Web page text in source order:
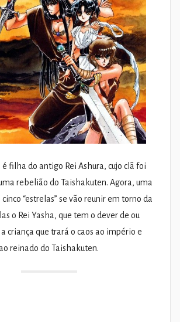
é filha do antigo Rei Ashura, cujo clã foi
rebelião do Taishakuten. Agora, uma
“estrelas” se vão reunir em torno da
o Rei Yasha, que tem o dever de ou
criança que trará o caos ao império e
reinado do Taishakuten.